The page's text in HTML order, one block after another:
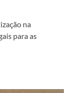
na
para as